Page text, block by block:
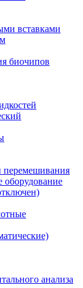
вставками
биочипов
перемешивания
анализа